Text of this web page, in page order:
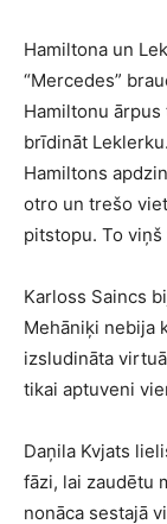
Hamiltona un
“Mercedes”
Hamiltonu
brīdināt
Hamiltons
otro un trešo
pitstopu. To
Karloss Saincs
Mehāniķi nebija
izsludināta
tikai aptuveni
Daņila Kvjats
fāzi, lai zaudētu
nonāca sestajā